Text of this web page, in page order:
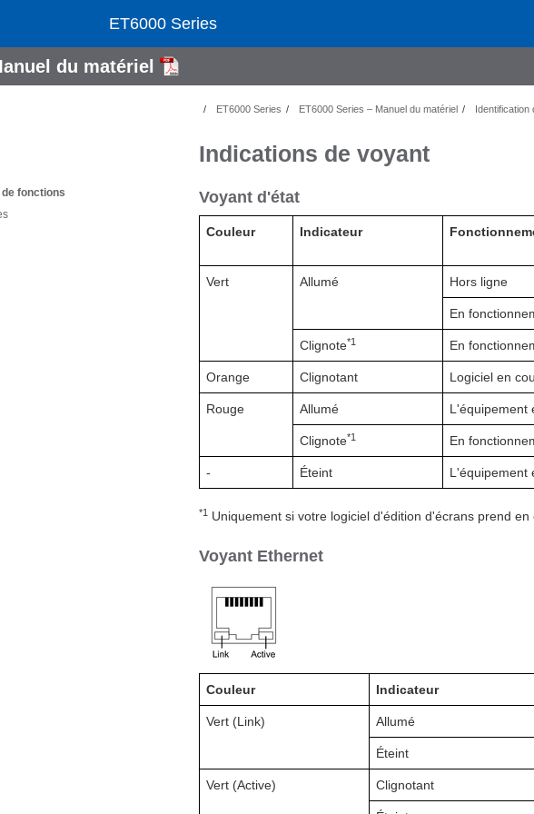
ET6000 Series
du matériel
fonctions
ET6000 Series ET6000 Series – Manuel du matériel Identification
Indications de voyant
Voyant d'état
Couleur Indicateur
Vert Allumé Hors ligne
En
Clignote*1 En
Orange Clignotant Logiciel en
Rouge Allumé L'équipement
Clignote*1 En
- Éteint L'équipement
*1 Uniquement si votre logiciel d'édition d'écrans prend
Voyant Ethernet
Couleur Indicateur
Vert (Link) Allumé
Éteint
Vert (Active) Clignotant